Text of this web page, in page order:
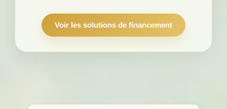
Voir les solutions de financement